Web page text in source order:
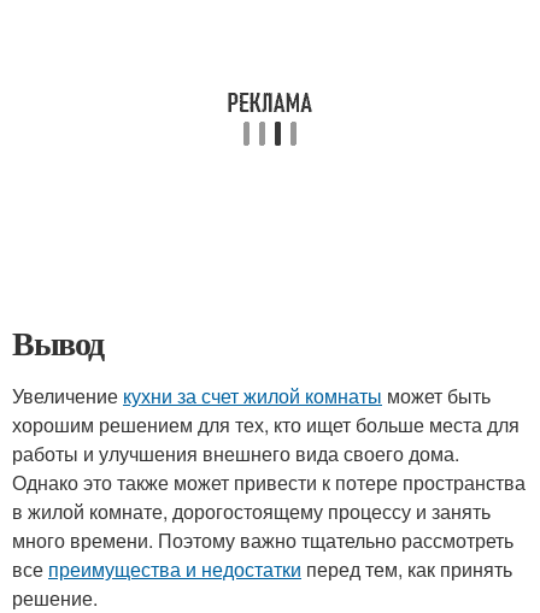
Вывод
Увеличение кухни за счет жилой комнаты может быть
хорошим решением для тех, кто ищет больше места для
работы и улучшения внешнего вида своего дома.
Однако это также может привести к потере пространства
в жилой комнате, дорогостоящему процессу и занять
много времени. Поэтому важно тщательно рассмотреть
все преимущества и недостатки перед тем, как принять
решение.